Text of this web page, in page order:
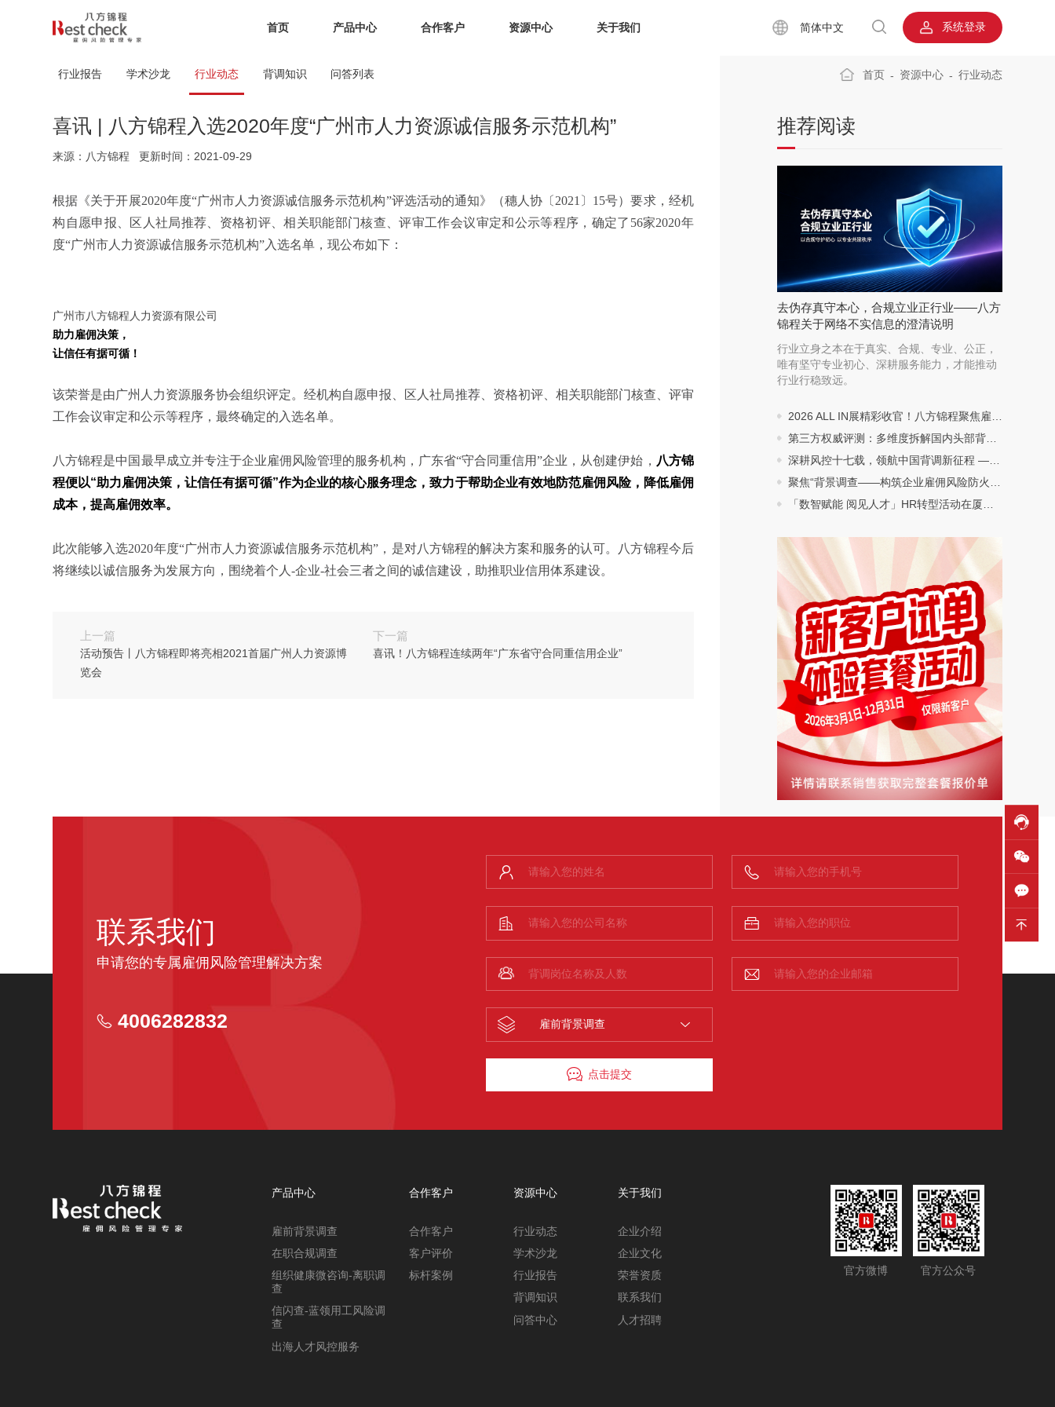
首页 产品中心 合作客户 资源中心 关于我们 简体中文 系统登录
行业报告 学术沙龙 行业动态 背调知识 问答列表 首页 - 资源中心 - 行业动态
喜讯 | 八方锦程入选2020年度“广州市人力资源诚信服务示范机构”
来源：八方锦程 更新时间：2021-09-29
根据《关于开展2020年度“广州市人力资源诚信服务示范机构”评选活动的通知》（穗人协〔2021〕15号）要求，经机
构自愿申报、区人社局推荐、资格初评、相关职能部门核查、评审工作会议审定和公示等程序，确定了56家2020年
度“广州市人力资源诚信服务示范机构”入选名单，现公布如下：
广州市八方锦程人力资源有限公司
助力雇佣决策，
让信任有据可循！
该荣誉是由广州人力资源服务协会组织评定。经机构自愿申报、区人社局推荐、资格初评、相关职能部门核查、评审
工作会议审定和公示等程序，最终确定的入选名单。
八方锦程是中国最早成立并专注于企业雇佣风险管理的服务机构，广东省“守合同重信用”企业，从创建伊始， 八方锦
程便以“助力雇佣决策，让信任有据可循”作为企业的核心服务理念，致力于帮助企业有效地防范雇佣风险，降低雇佣
成本，提高雇佣效率。
此次能够入选2020年度“广州市人力资源诚信服务示范机构”，是对八方锦程的解决方案和服务的认可。八方锦程今后
将继续以诚信服务为发展方向，围绕着个人-企业-社会三者之间的诚信建设，助推职业信用体系建设。
上一篇
活动预告丨八方锦程即将亮相2021首届广州人力资源博
览会
下一篇
喜讯！八方锦程连续两年“广东省守合同重信用企业”
推荐阅读
去伪存真守本心，合规立业正行业——八方
锦程关于网络不实信息的澄清说明
行业立身之本在于真实、合规、专业、公正，
唯有坚守专业初心、深耕服务能力，才能推动
行业行稳致远。
2026 ALL IN展精彩收官！八方锦程聚焦雇佣风险管理，以专业守护职场信任
第三方权威评测：多维度拆解国内头部背调机构综合实力 八方锦程稳居行业第一梯队
深耕风控十七载，领航中国背调新征程 —— 八方锦程以全维度硬实力稳居行业龙头地位
聚焦“背景调查——构筑企业雇佣风险防火墙”，八方锦程出席“十五五”劳动用工主题年会并作主题分享
「数智赋能 阅见人才」HR转型活动在厦门湖里圆满落幕
联系我们
申请您的专属雇佣风险管理解决方案
4006282832 雇前背景调查
点击提交
产品中心
雇前背景调查
在职合规调查
组织健康微咨询-离职调
查
信闪查-蓝领用工风险调
查
出海人才风控服务
合作客户
合作客户
客户评价
标杆案例
资源中心
行业动态
学术沙龙
行业报告
背调知识
问答中心
关于我们
企业介绍
企业文化
荣誉资质
联系我们
人才招聘
官方微博 官方公众号